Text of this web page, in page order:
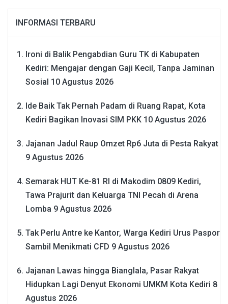
INFORMASI TERBARU
Ironi di Balik Pengabdian Guru TK di Kabupaten
Kediri: Mengajar dengan Gaji Kecil, Tanpa Jaminan
Sosial 10 Agustus 2026
Ide Baik Tak Pernah Padam di Ruang Rapat, Kota
Kediri Bagikan Inovasi SIM PKK 10 Agustus 2026
Jajanan Jadul Raup Omzet Rp6 Juta di Pesta Rakyat
9 Agustus 2026
Semarak HUT Ke-81 RI di Makodim 0809 Kediri,
Tawa Prajurit dan Keluarga TNI Pecah di Arena
Lomba 9 Agustus 2026
Tak Perlu Antre ke Kantor, Warga Kediri Urus Paspor
Sambil Menikmati CFD 9 Agustus 2026
Jajanan Lawas hingga Bianglala, Pasar Rakyat
Hidupkan Lagi Denyut Ekonomi UMKM Kota Kediri 8
Agustus 2026